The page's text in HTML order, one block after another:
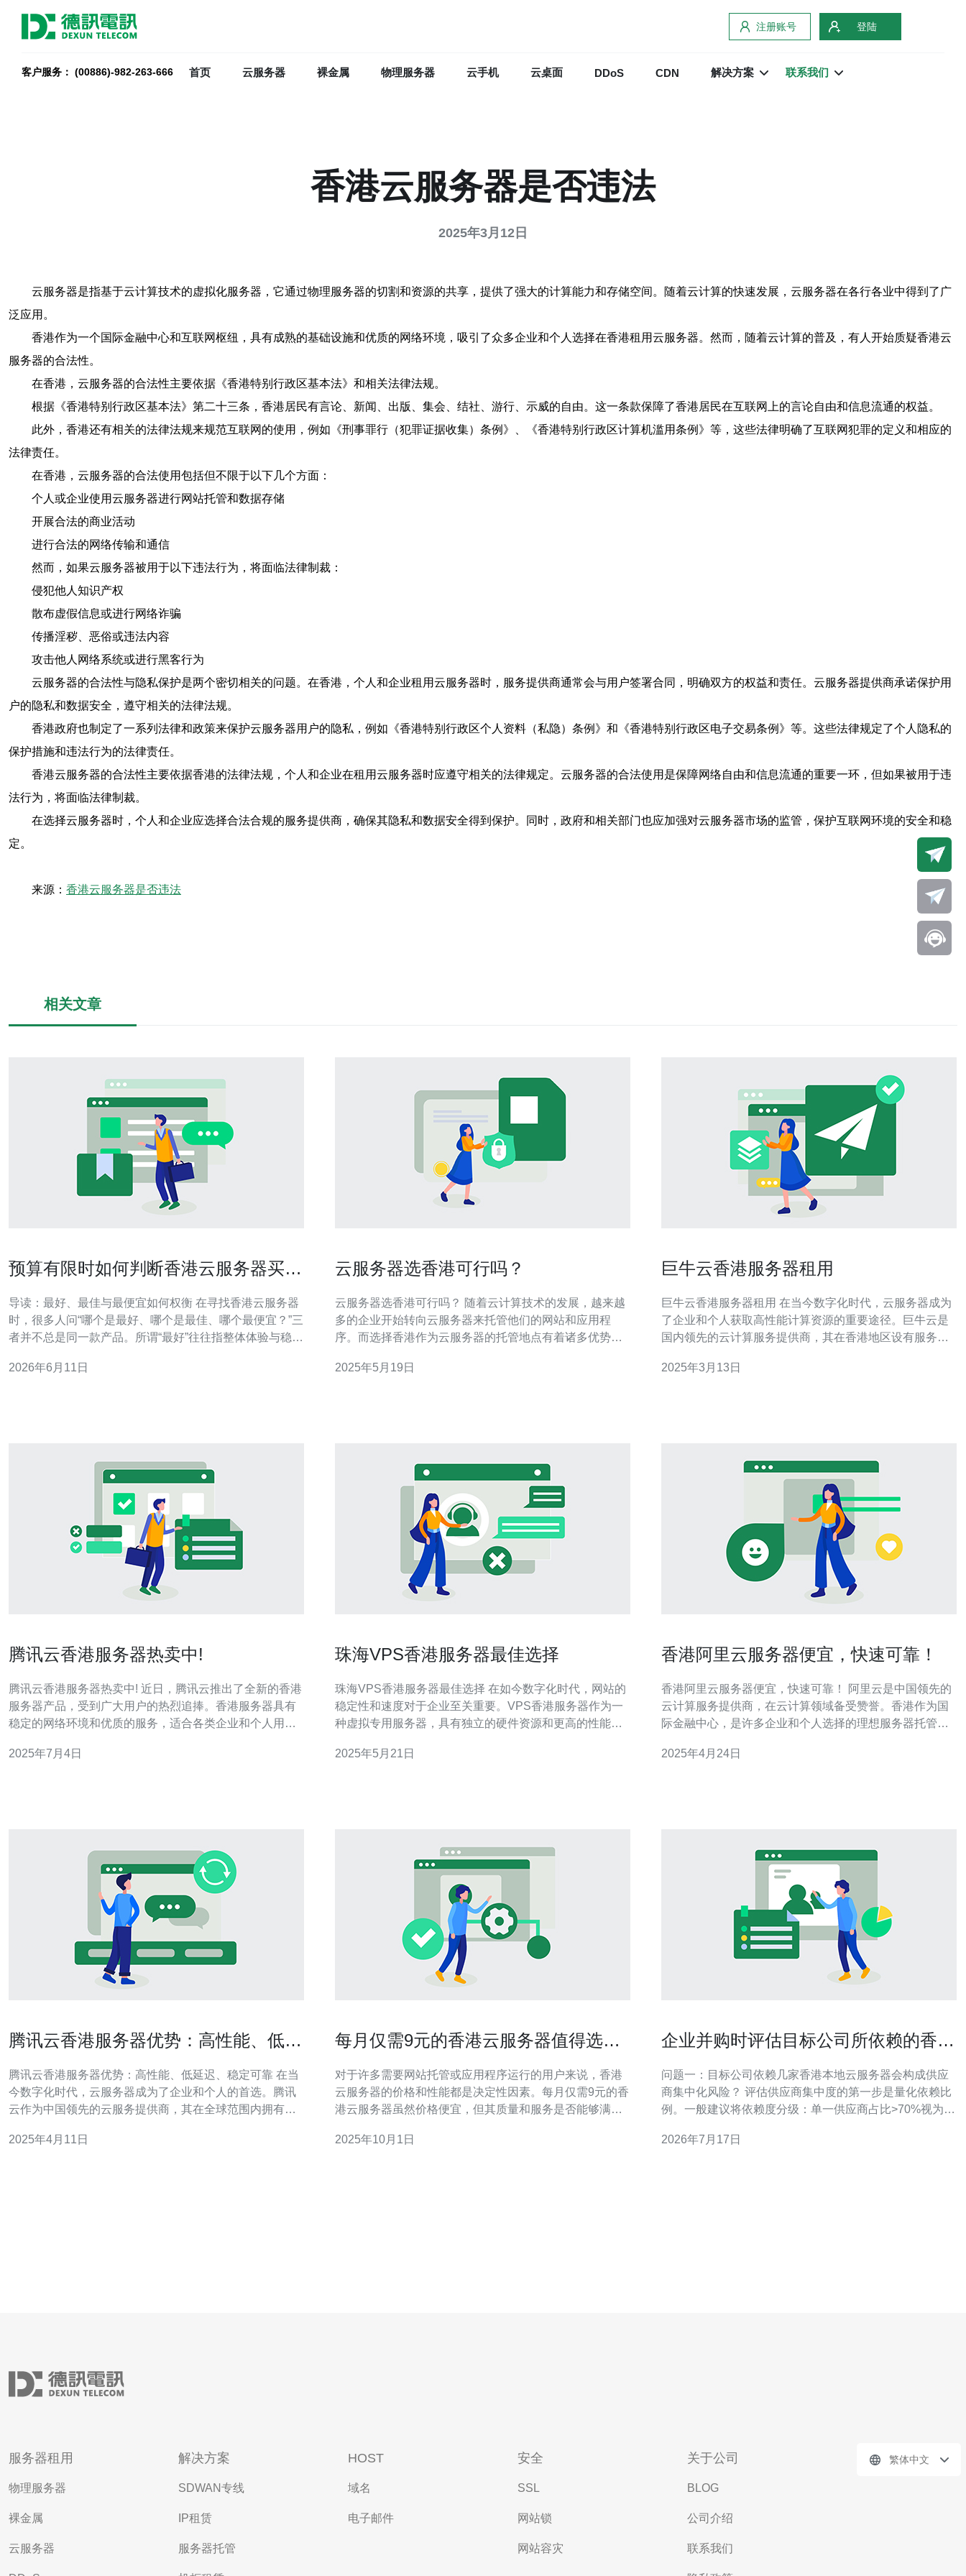
注册账号 登陆
客户服务： (00886)-982-263-666 首页 云服务器 裸金属 物理服务器 云手机 云桌面 DDoS CDN 解决方案 联系我们
香港云服务器是否违法
2025年3月12日
云服务器是指基于云计算技术的虚拟化服务器，它通过物理服务器的切割和资源的共享，提供了强大的计算能力和存储空间。随着云计算的快速发展，云服务器在各行各业中得到了广
泛应用。
香港作为一个国际金融中心和互联网枢纽，具有成熟的基础设施和优质的网络环境，吸引了众多企业和个人选择在香港租用云服务器。然而，随着云计算的普及，有人开始质疑香港云
服务器的合法性。
在香港，云服务器的合法性主要依据《香港特别行政区基本法》和相关法律法规。
根据《香港特别行政区基本法》第二十三条，香港居民有言论、新闻、出版、集会、结社、游行、示威的自由。这一条款保障了香港居民在互联网上的言论自由和信息流通的权益。
此外，香港还有相关的法律法规来规范互联网的使用，例如《刑事罪行（犯罪证据收集）条例》、《香港特别行政区计算机滥用条例》等，这些法律明确了互联网犯罪的定义和相应的
法律责任。
在香港，云服务器的合法使用包括但不限于以下几个方面：
个人或企业使用云服务器进行网站托管和数据存储
开展合法的商业活动
进行合法的网络传输和通信
然而，如果云服务器被用于以下违法行为，将面临法律制裁：
侵犯他人知识产权
散布虚假信息或进行网络诈骗
传播淫秽、恶俗或违法内容
攻击他人网络系统或进行黑客行为
云服务器的合法性与隐私保护是两个密切相关的问题。在香港，个人和企业租用云服务器时，服务提供商通常会与用户签署合同，明确双方的权益和责任。云服务器提供商承诺保护用
户的隐私和数据安全，遵守相关的法律法规。
香港政府也制定了一系列法律和政策来保护云服务器用户的隐私，例如《香港特别行政区个人资料（私隐）条例》和《香港特别行政区电子交易条例》等。这些法律规定了个人隐私的
保护措施和违法行为的法律责任。
香港云服务器的合法性主要依据香港的法律法规，个人和企业在租用云服务器时应遵守相关的法律规定。云服务器的合法使用是保障网络自由和信息流通的重要一环，但如果被用于违
法行为，将面临法律制裁。
在选择云服务器时，个人和企业应选择合法合规的服务提供商，确保其隐私和数据安全得到保护。同时，政府和相关部门也应加强对云服务器市场的监管，保护互联网环境的安全和稳
定。
来源： 香港云服务器是否违法
相关文章
预算有限时如何判断香港云服务器买哪
导读：最好、最佳与最便宜如何权衡 在寻找香港云服务器
时，很多人问“哪个是最好、哪个是最佳、哪个最便宜？”三
者并不总是同一款产品。所谓“最好”往往指整体体验与稳定
“最便宜”只看成本最低。本文针对预算有限的用户，提出一
2026年6月11日
云服务器选香港可行吗？
云服务器选香港可行吗？ 随着云计算技术的发展，越来越
多的企业开始转向云服务器来托管他们的网站和应用程
序。而选择香港作为云服务器的托管地点有着诸多优势。
快的国际网络速度和稳定的网络连接。 香港作为一个国际
2025年5月19日
巨牛云香港服务器租用
巨牛云香港服务器租用 在当今数字化时代，云服务器成为
了企业和个人获取高性能计算资源的重要途径。巨牛云是
国内领先的云计算服务提供商，其在香港地区设有服务器
各种业务需求。 巨牛云香港服务器采用先进的硬件设备和
2025年3月13日
腾讯云香港服务器热卖中!
腾讯云香港服务器热卖中! 近日，腾讯云推出了全新的香港
服务器产品，受到广大用户的热烈追捧。香港服务器具有
稳定的网络环境和优质的服务，适合各类企业和个人用户
更快速，更安全的网络体验。 香港服务器地理位置优越，
2025年7月4日
珠海VPS香港服务器最佳选择
珠海VPS香港服务器最佳选择 在如今数字化时代，网站的
稳定性和速度对于企业至关重要。VPS香港服务器作为一
种虚拟专用服务器，具有独立的硬件资源和更高的性能，
港，选择VPS香港服务器能够获得更稳定的网络连接和更
2025年5月21日
香港阿里云服务器便宜，快速可靠！
香港阿里云服务器便宜，快速可靠！ 阿里云是中国领先的
云计算服务提供商，在云计算领域备受赞誉。香港作为国
际金融中心，是许多企业和个人选择的理想服务器托管地
宜、性能快速和可靠性高。 香港阿里云服务器的价格相对
2025年4月24日
腾讯云香港服务器优势：高性能、低延
腾讯云香港服务器优势：高性能、低延迟、稳定可靠 在当
今数字化时代，云服务器成为了企业和个人的首选。腾讯
云作为中国领先的云服务提供商，其在全球范围内拥有多
可靠的特点备受推崇。本文将介绍腾讯云香港服务器的优
2025年4月11日
每月仅需9元的香港云服务器值得选择
对于许多需要网站托管或应用程序运行的用户来说，香港
云服务器的价格和性能都是决定性因素。每月仅需9元的香
港云服务器虽然价格便宜，但其质量和服务是否能够满足
题，并推荐德讯电讯作为值得信赖的云服务器提供商。 价
2025年10月1日
企业并购时评估目标公司所依赖的香港
问题一：目标公司依赖几家香港本地云服务器会构成供应
商集中化风险？ 评估供应商集中度的第一步是量化依赖比
例。一般建议将依赖度分级：单一供应商占比>70%视为高
2026年7月17日
服务器租用
物理服务器
裸金属
云服务器
解决方案
SDWAN专线
IP租赁
服务器托管
HOST
域名
电子邮件
安全
SSL
网站锁
网站容灾
关于公司
BLOG
公司介绍
联系我们
繁体中文